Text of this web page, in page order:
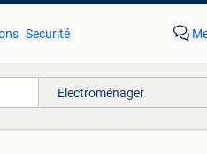
Securité
Electroménager